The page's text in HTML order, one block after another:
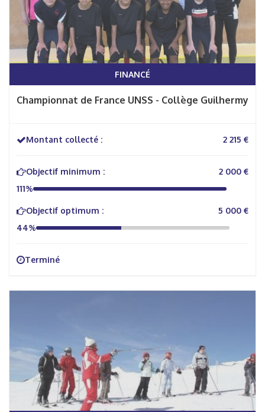
FINANCÉ
Championnat de France UNSS - Collège Guilhermy
Montant collecté : 2 215 €
Objectif minimum :
2 000 €
111%
Objectif optimum :
5 000 €
44%
Terminé